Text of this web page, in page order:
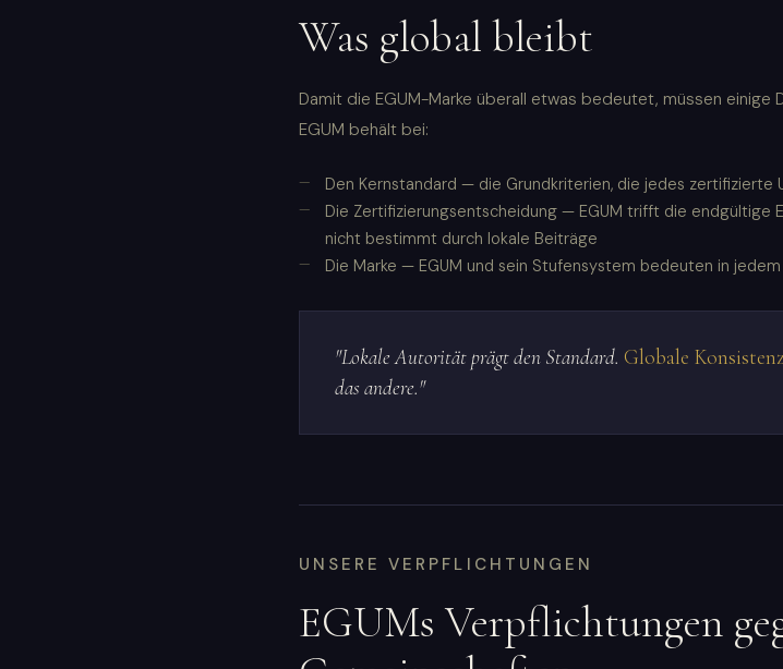
Was global bleibt
Damit die EGUM-Marke überall etwas bedeutet, müssen einige
EGUM behält bei:
Den Kernstandard — die Grundkriterien, die jedes
Die Zertifizierungsentscheidung — EGUM trifft die endgültige
nicht bestimmt durch lokale Beiträge
Die Marke — EGUM und sein Stufensystem bedeuten in
"Lokale Autorität prägt den Standard. Globale
das andere."
UNSERE VERPFLICHTUNGEN
EGUMs Verpflichtungen